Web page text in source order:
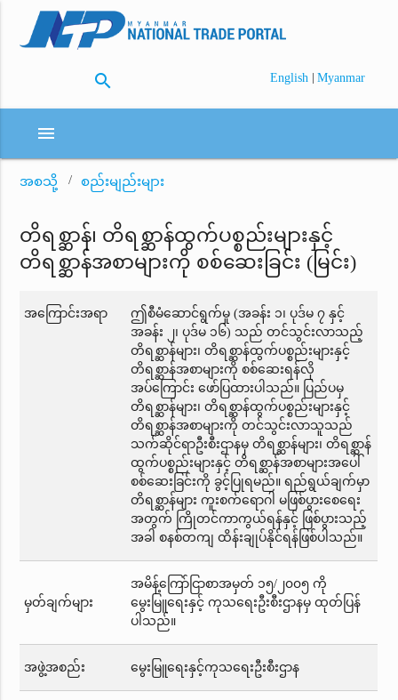
search English | Myanmar
menu
အစသို့ စည်းမျည်းများ
တိရစ္ဆာန်၊ တိရစ္ဆာန်ထွက်ပစ္စည်းများနှင့်
တိရစ္ဆာန်အစာများကို စစ်ဆေးခြင်း (မြင်း)
အကြောင်းအရာ
ဤစီမံဆောင်ရွက်မှု (အခန်း ၁၊ ပုဒ်မ ၇ နှင့်
အခန်း ၂၊ ပုဒ်မ ၁၆) သည် တင်သွင်းလာသည့်
တိရစ္ဆာန်များ၊ တိရစ္ဆာန်ထွက်ပစ္စည်းများနှင့်
တိရစ္ဆာန်အစာများကို စစ်ဆေးရန်လို
အပ်ကြောင်း ဖော်ပြထားပါသည်။ ပြည်ပမှ
တိရစ္ဆာန်များ၊ တိရစ္ဆာန်ထွက်ပစ္စည်းများနှင့်
တိရစ္ဆာန်အစာများကို တင်သွင်းလာသူသည်
သက်ဆိုင်ရာဦးစီးဌာနမှ တိရစ္ဆာန်များ၊ တိရစ္ဆာန်
ထွက်ပစ္စည်းများနှင့် တိရစ္ဆာန်အစာများအပေါ်
စစ်ဆေးခြင်းကို ခွင့်ပြုရမည်။ ရည်ရွယ်ချက်မှာ
တိရစ္ဆာန်များ ကူးစက်ရောဂါ မဖြစ်ပွားစေရေး
အတွက် ကြိုတင်ကာကွယ်ရန်နှင့် ဖြစ်ပွားသည့်
အခါ စနစ်တကျ ထိန်းချုပ်နိုင်ရန်ဖြစ်ပါသည်။
မှတ်ချက်များ
အမိန့်ကြော်ငြာစာအမှတ် ၁၅/၂၀၀၅ ကို
မွေးမြူရေးနှင့် ကုသရေးဦးစီးဌာနမှ ထုတ်ပြန်
ပါသည်။
အဖွဲ့အစည်း မွေးမြူရေးနှင့်ကုသရေးဦးစီးဌာန